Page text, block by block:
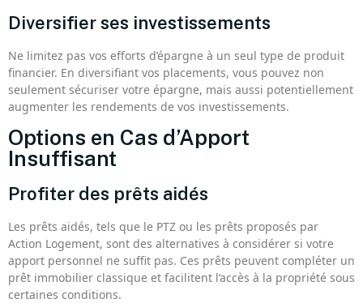
Diversifier ses investissements
Ne limitez pas vos efforts d’épargne à un seul type de produit
financier. En diversifiant vos placements, vous pouvez non
seulement sécuriser votre épargne, mais aussi potentiellement
augmenter les rendements de vos investissements.
Options en Cas d’Apport
Insuffisant
Profiter des prêts aidés
Les prêts aidés, tels que le PTZ ou les prêts proposés par
Action Logement, sont des alternatives à considérer si votre
apport personnel ne suffit pas. Ces prêts peuvent compléter un
prêt immobilier classique et facilitent l’accès à la propriété sous
certaines conditions.